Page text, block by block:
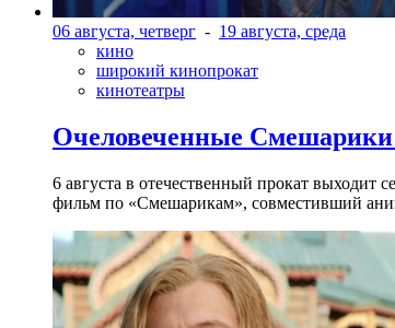
06 августа, четверг - 19 августа, среда
кино
широкий кинопрокат
кинотеатры
Очеловеченные
6 августа в отечественный прокат
фильм по «Смешарикам», совместивший